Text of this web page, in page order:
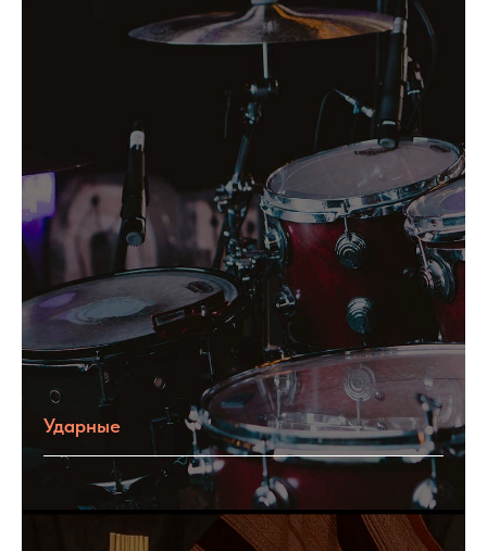
Ударные